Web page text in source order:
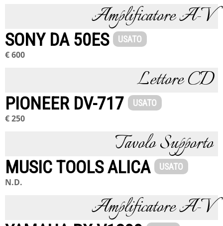
Amplificatore A-V
SONY DA 50ES USATO
€ 600
Lettore CD
PIONEER DV-717 USATO
€ 250
Tavolo Supporto
MUSIC TOOLS ALICA USATO
N.D.
Amplificatore A-V